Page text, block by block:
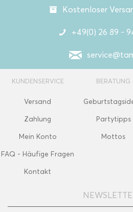
Kostenloser
+49(0) 26 89 -
KUNDENSERVICE
Versand
Zahlung
Mein Konto
FAQ - Häufige Fragen
Kontakt
BERATUNG
Partytipps
Mottos